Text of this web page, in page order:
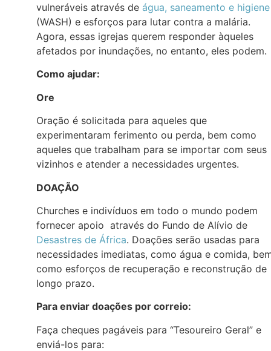
vulneráveis através de água, saneamento e higiene
(WASH) e esforços para lutar contra a malária.
Agora, essas igrejas querem responder àqueles
afetados por inundações, no entanto, eles podem.
Como ajudar:
Ore
Oração é solicitada para aqueles que
experimentaram ferimento ou perda, bem como
aqueles que trabalham para se importar com seus
vizinhos e atender a necessidades urgentes.
DOAÇÃO
Churches e indivíduos em todo o mundo podem
fornecer apoio através do Fundo de Alívio de
Desastres de África. Doações serão usadas para
necessidades imediatas, como água e comida,
como esforços de recuperação e reconstrução de
longo prazo.
Para enviar doações por correio:
Faça cheques pagáveis para “Tesoureiro Geral” e
enviá-los para: